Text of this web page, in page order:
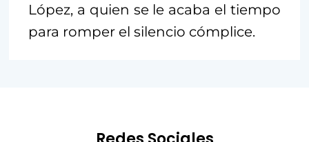
López, a quien se le acaba el tiempo
para romper el silencio cómplice.